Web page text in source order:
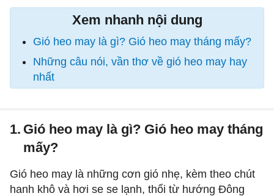
Xem nhanh nội dung
Gió heo may là gì? Gió heo may tháng mấy?
Những câu nói, vần thơ về gió heo may hay
nhất
Gió heo may là gì? Gió heo may tháng
mấy?
1.
Gió heo may là những cơn gió nhẹ, kèm theo chút
hanh khô và hơi se se lạnh, thổi từ hướng Đông